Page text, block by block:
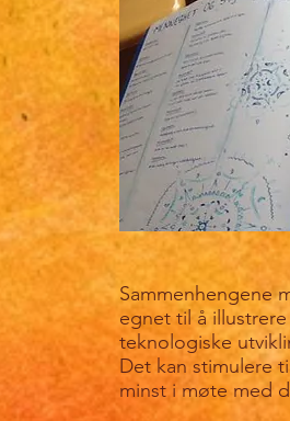
Sammenhengene
egnet til å
teknologiske
Det kan stimulere
minst i møte med